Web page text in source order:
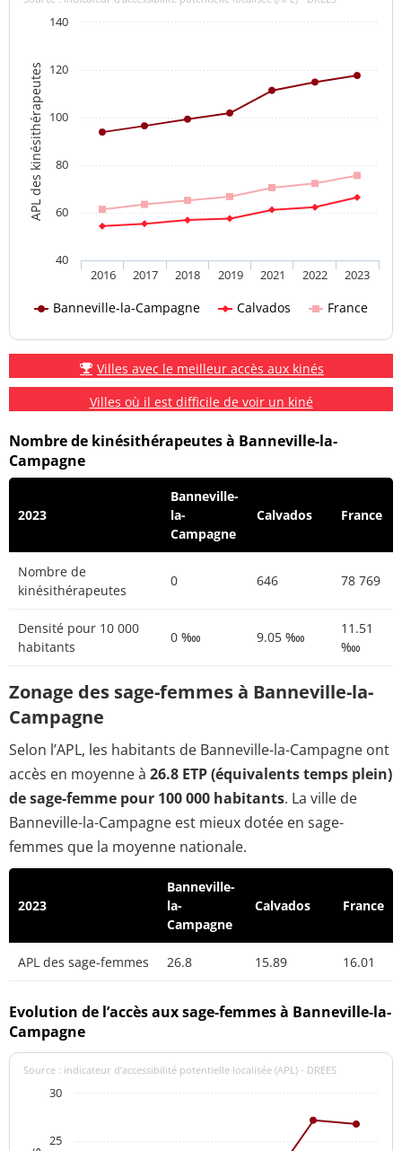
APL des kinésithérapeutes
Banneville-la-Campagne Calvados France
2016 2017 2018 2019 2021 2022 2023
40
60
80
100
120
140
Villes avec le meilleur accès aux kinés
Villes où il est difficile de voir un kiné
Nombre de kinésithérapeutes à Banneville-la-
Campagne
2023
Banneville-
la-
Campagne
Calvados France
Nombre de
kinésithérapeutes
0 646 78 769
Densité pour 10 000
habitants
0 ‱ 9.05 ‱
11.51
‱
Zonage des sage-femmes à Banneville-la-
Campagne
Selon l’APL, les habitants de Banneville-la-Campagne ont
accès en moyenne à 26.8 ETP (équivalents temps plein)
de sage-femme pour 100 000 habitants. La ville de
Banneville-la-Campagne est mieux dotée en sage-
femmes que la moyenne nationale.
2023
Banneville-
la-
Campagne
Calvados France
APL des sage-femmes 26.8 15.89 16.01
Evolution de l’accès aux sage-femmes à Banneville-la-
Campagne
Source : indicateur d’accessibilité potentielle localisée (APL) - DREES
25
30